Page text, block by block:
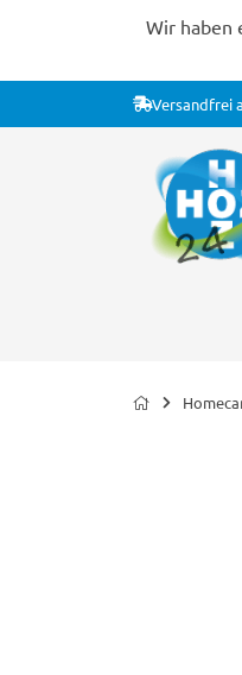
Wir haben
Versandfrei